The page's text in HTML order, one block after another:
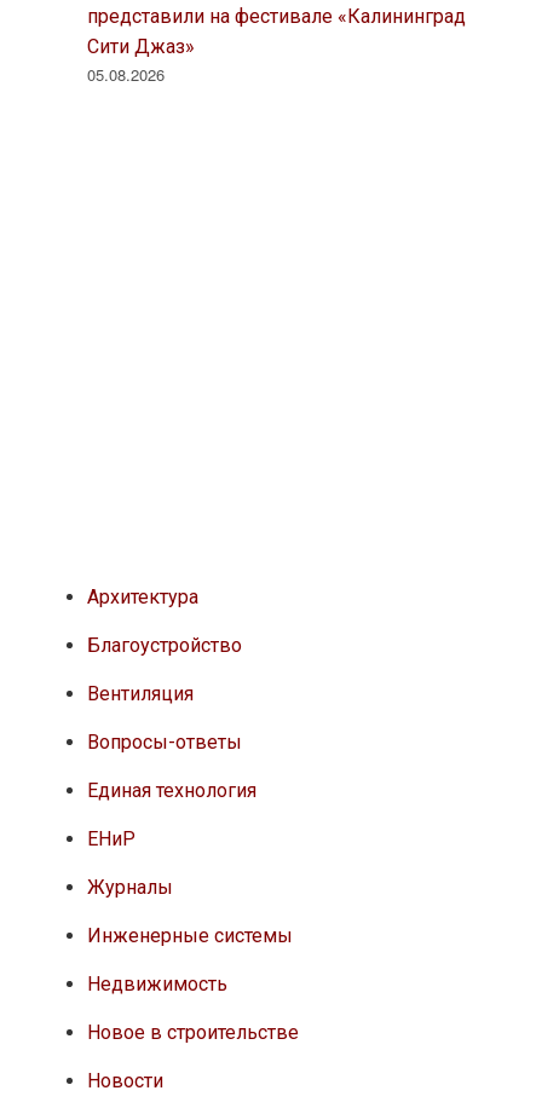
представили на фестивале «Калининград
Сити Джаз»
05.08.2026
Архитектура
Благоустройство
Вентиляция
Вопросы-ответы
Единая технология
ЕНиР
Журналы
Инженерные системы
Недвижимость
Новое в строительстве
Новости